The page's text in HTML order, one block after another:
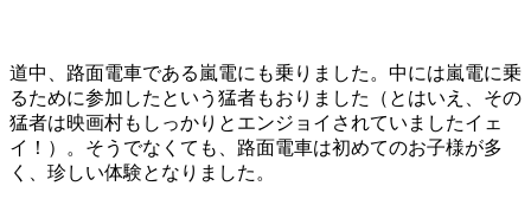
道中、路面電車である嵐電にも乗りました。中には嵐電に乗
るために参加したという猛者もおりました（とはいえ、その
猛者は映画村もしっかりとエンジョイされていましたイェ
イ！）。そうでなくても、路面電車は初めてのお子様が多
く、珍しい体験となりました。